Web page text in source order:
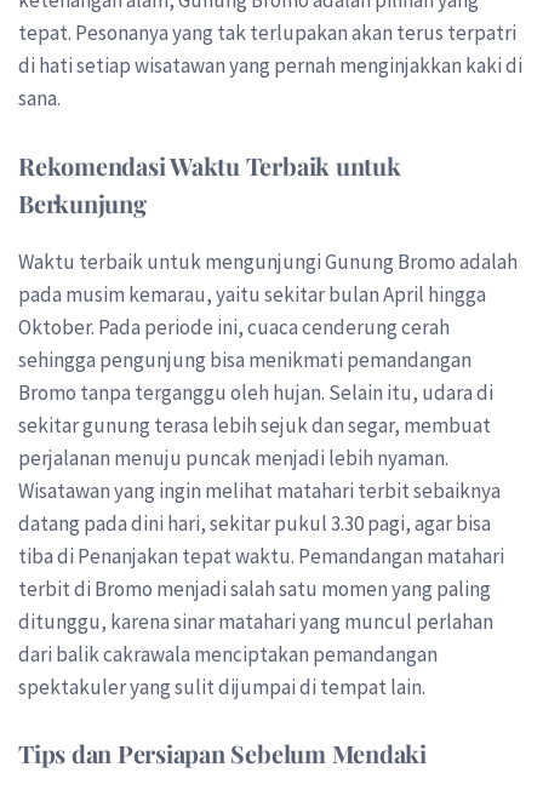
tepat. Pesonanya yang tak terlupakan akan terus terpatri
di hati setiap wisatawan yang pernah menginjakkan kaki di
sana.
Rekomendasi Waktu Terbaik untuk
Berkunjung
Waktu terbaik untuk mengunjungi Gunung Bromo adalah
pada musim kemarau, yaitu sekitar bulan April hingga
Oktober. Pada periode ini, cuaca cenderung cerah
sehingga pengunjung bisa menikmati pemandangan
Bromo tanpa terganggu oleh hujan. Selain itu, udara di
sekitar gunung terasa lebih sejuk dan segar, membuat
perjalanan menuju puncak menjadi lebih nyaman.
Wisatawan yang ingin melihat matahari terbit sebaiknya
datang pada dini hari, sekitar pukul 3.30 pagi, agar bisa
tiba di Penanjakan tepat waktu. Pemandangan matahari
terbit di Bromo menjadi salah satu momen yang paling
ditunggu, karena sinar matahari yang muncul perlahan
dari balik cakrawala menciptakan pemandangan
spektakuler yang sulit dijumpai di tempat lain.
Tips dan Persiapan Sebelum Mendaki